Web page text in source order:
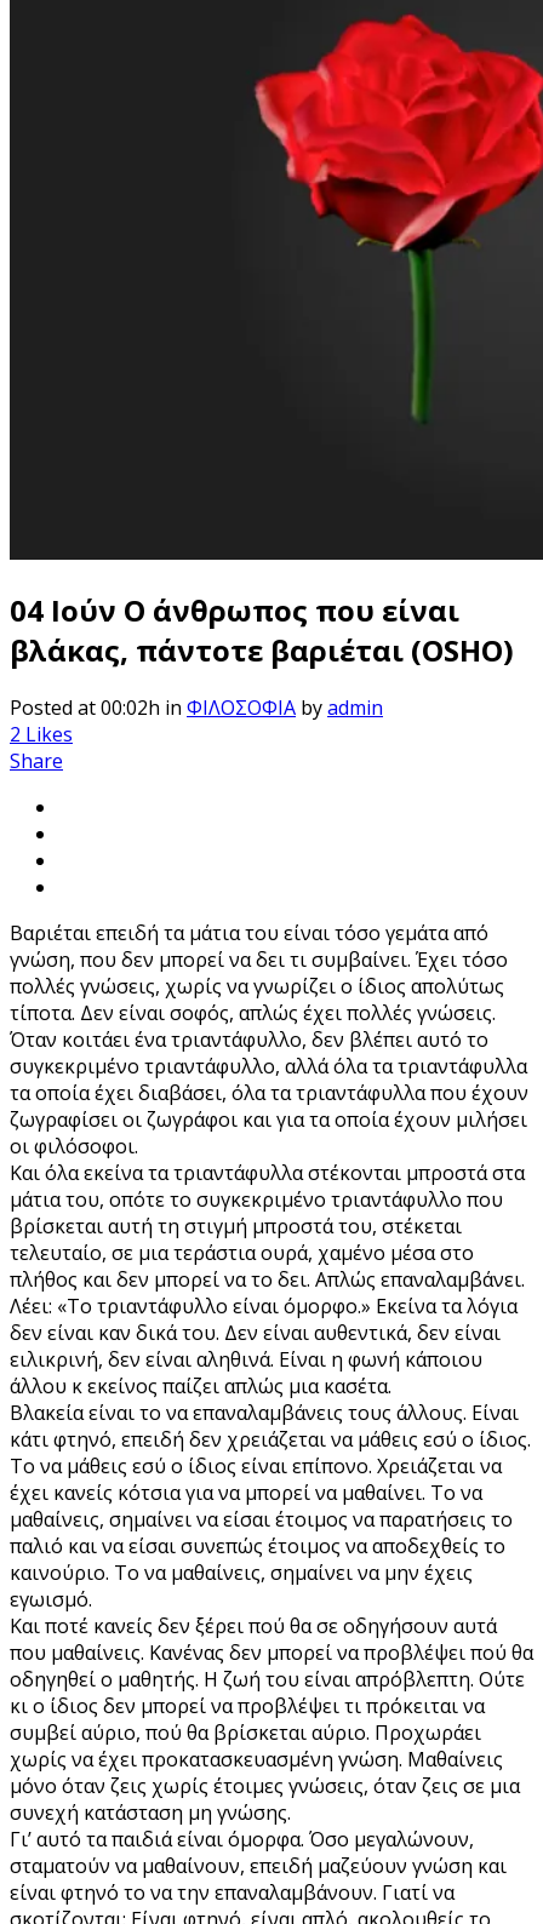
04 Ιούν Ο άνθρωπος που είναι
βλάκας, πάντοτε βαριέται (OSHO)
Posted at 00:02h in ΦΙΛΟΣΟΦΙΑ byadmin
2 Likes
Share
Βαριέται επειδή τα μάτια του είναι τόσο γεμάτα από
γνώση, που δεν μπορεί να δει τι συμβαίνει. Έχει τόσο
πολλές γνώσεις, χωρίς να γνωρίζει ο ίδιος απολύτως
τίποτα. Δεν είναι σοφός, απλώς έχει πολλές γνώσεις.
Όταν κοιτάει ένα τριαντάφυλλο, δεν βλέπει αυτό το
συγκεκριμένο τριαντάφυλλο, αλλά όλα τα τριαντάφυλλα
τα οποία έχει διαβάσει, όλα τα τριαντάφυλλα που έχουν
ζωγραφίσει οι ζωγράφοι και για τα οποία έχουν μιλήσει
οι φιλόσοφοι.
Και όλα εκείνα τα τριαντάφυλλα στέκονται μπροστά στα
μάτια του, οπότε το συγκεκριμένο τριαντάφυλλο που
βρίσκεται αυτή τη στιγμή μπροστά του, στέκεται
τελευταίο, σε μια τεράστια ουρά, χαμένο μέσα στο
πλήθος και δεν μπορεί να το δει. Απλώς επαναλαμβάνει.
Λέει: «Το τριαντάφυλλο είναι όμορφο.» Εκείνα τα λόγια
δεν είναι καν δικά του. Δεν είναι αυθεντικά, δεν είναι
ειλικρινή, δεν είναι αληθινά. Είναι η φωνή κάποιου
άλλου κ εκείνος παίζει απλώς μια κασέτα.
Βλακεία είναι το να επαναλαμβάνεις τους άλλους. Είναι
κάτι φτηνό, επειδή δεν χρειάζεται να μάθεις εσύ ο ίδιος.
Το να μάθεις εσύ ο ίδιος είναι επίπονο. Χρειάζεται να
έχει κανείς κότσια για να μπορεί να μαθαίνει. Το να
μαθαίνεις, σημαίνει να είσαι έτοιμος να παρατήσεις το
παλιό και να είσαι συνεπώς έτοιμος να αποδεχθείς το
καινούριο. Το να μαθαίνεις, σημαίνει να μην έχεις
εγωισμό.
Και ποτέ κανείς δεν ξέρει πού θα σε οδηγήσουν αυτά
που μαθαίνεις. Κανένας δεν μπορεί να προβλέψει πού θα
οδηγηθεί ο μαθητής. Η ζωή του είναι απρόβλεπτη. Ούτε
κι ο ίδιος δεν μπορεί να προβλέψει τι πρόκειται να
συμβεί αύριο, πού θα βρίσκεται αύριο. Προχωράει
χωρίς να έχει προκατασκευασμένη γνώση. Μαθαίνεις
μόνο όταν ζεις χωρίς έτοιμες γνώσεις, όταν ζεις σε μια
συνεχή κατάσταση μη γνώσης.
Γι’ αυτό τα παιδιά είναι όμορφα. Όσο μεγαλώνουν,
σταματούν να μαθαίνουν, επειδή μαζεύουν γνώση και
είναι φτηνό το να την επαναλαμβάνουν. Γιατί να